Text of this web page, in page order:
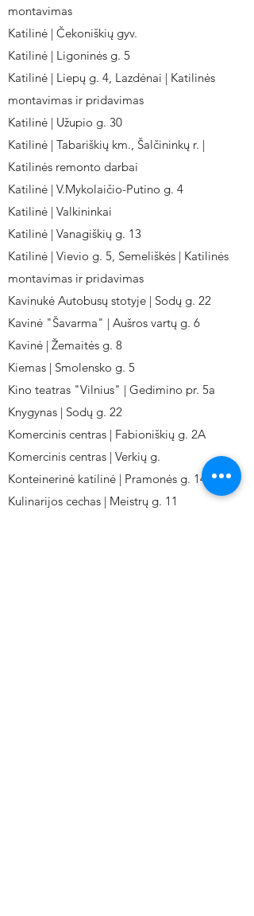
montavimas
Katilinė | Čekoniškių gyv.
Katilinė | Ligoninės g. 5
Katilinė | Liepų g. 4, Lazdėnai | Katilinės
montavimas ir pridavimas
Katilinė | Užupio g. 30
Katilinė | Tabariškių km., Šalčininkų r. |
Katilinės remonto darbai
Katilinė | V.Mykolaičio-Putino g. 4
Katilinė | Valkininkai
Katilinė | Vanagiškių g. 13
Katilinė | Vievio g. 5, Semeliškės | Katilinės
montavimas ir pridavimas
Kavinukė Autobusų stotyje | Sodų g. 22
Kavinė "Šavarma" | Aušros vartų g. 6
Kavinė | Žemaitės g. 8
Kiemas | Smolensko g. 5
Kino teatras "Vilnius" | Gedimino pr. 5a
Knygynas | Sodų g. 22
Komercinis centras | Fabioniškių g. 2A
Komercinis centras | Verkių g.
Konteinerinė katilinė | Pramonės g. 141
Kulinarijos cechas | Meistrų g. 11